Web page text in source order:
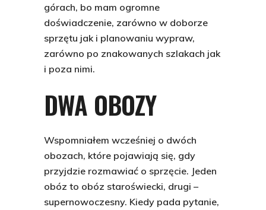
górach, bo mam ogromne
doświadczenie, zarówno w doborze
sprzętu jak i planowaniu wypraw,
zarówno po znakowanych szlakach jak
i poza nimi.
DWA OBOZY
Wspomniałem wcześniej o dwóch
obozach, które pojawiają się, gdy
przyjdzie rozmawiać o sprzęcie. Jeden
obóz to obóz staroświecki, drugi –
supernowoczesny. Kiedy pada pytanie,